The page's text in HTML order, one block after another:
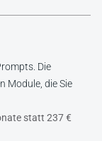
Die
Module, die Sie
statt 237 €